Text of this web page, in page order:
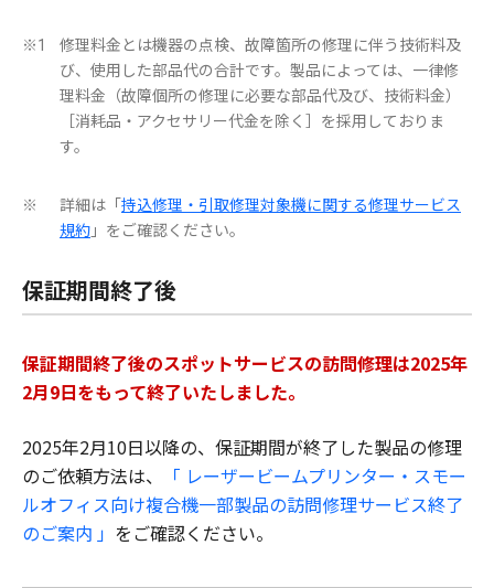
※1
修理料金とは機器の点検、故障箇所の修理に伴う技術料及
び、使用した部品代の合計です。製品によっては、一律修
理料金（故障個所の修理に必要な部品代及び、技術料金）
［消耗品・アクセサリー代金を除く］を採用しておりま
す。
※ 詳細は「持込修理・引取修理対象機に関する修理サービス
規約 」をご確認ください。
保証期間終了後
保証期間終了後のスポットサービスの訪問修理は2025年
2月9日をもって終了いたしました。
2025年2月10日以降の、保証期間が終了した製品の修理
のご依頼方法は、
「 レーザービームプリンター・スモー
ルオフィス向け複合機一部製品の訪問修理サービス終了
のご案内 」 をご確認ください。